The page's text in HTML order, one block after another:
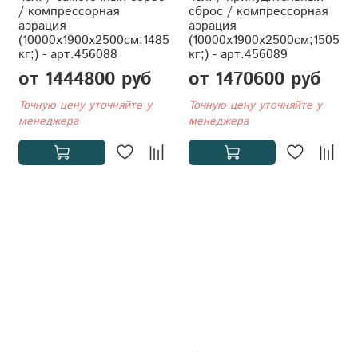
/ компрессорная
аэрация
(10000x1900x2500см;1485
кг;) - арт.456088
от 1444800 руб
Точную цену уточняйте у
менеджера
сброс / компрессорная
аэрация
(10000x1900x2500см;1505
кг;) - арт.456089
от 1470600 руб
Точную цену уточняйте у
менеджера